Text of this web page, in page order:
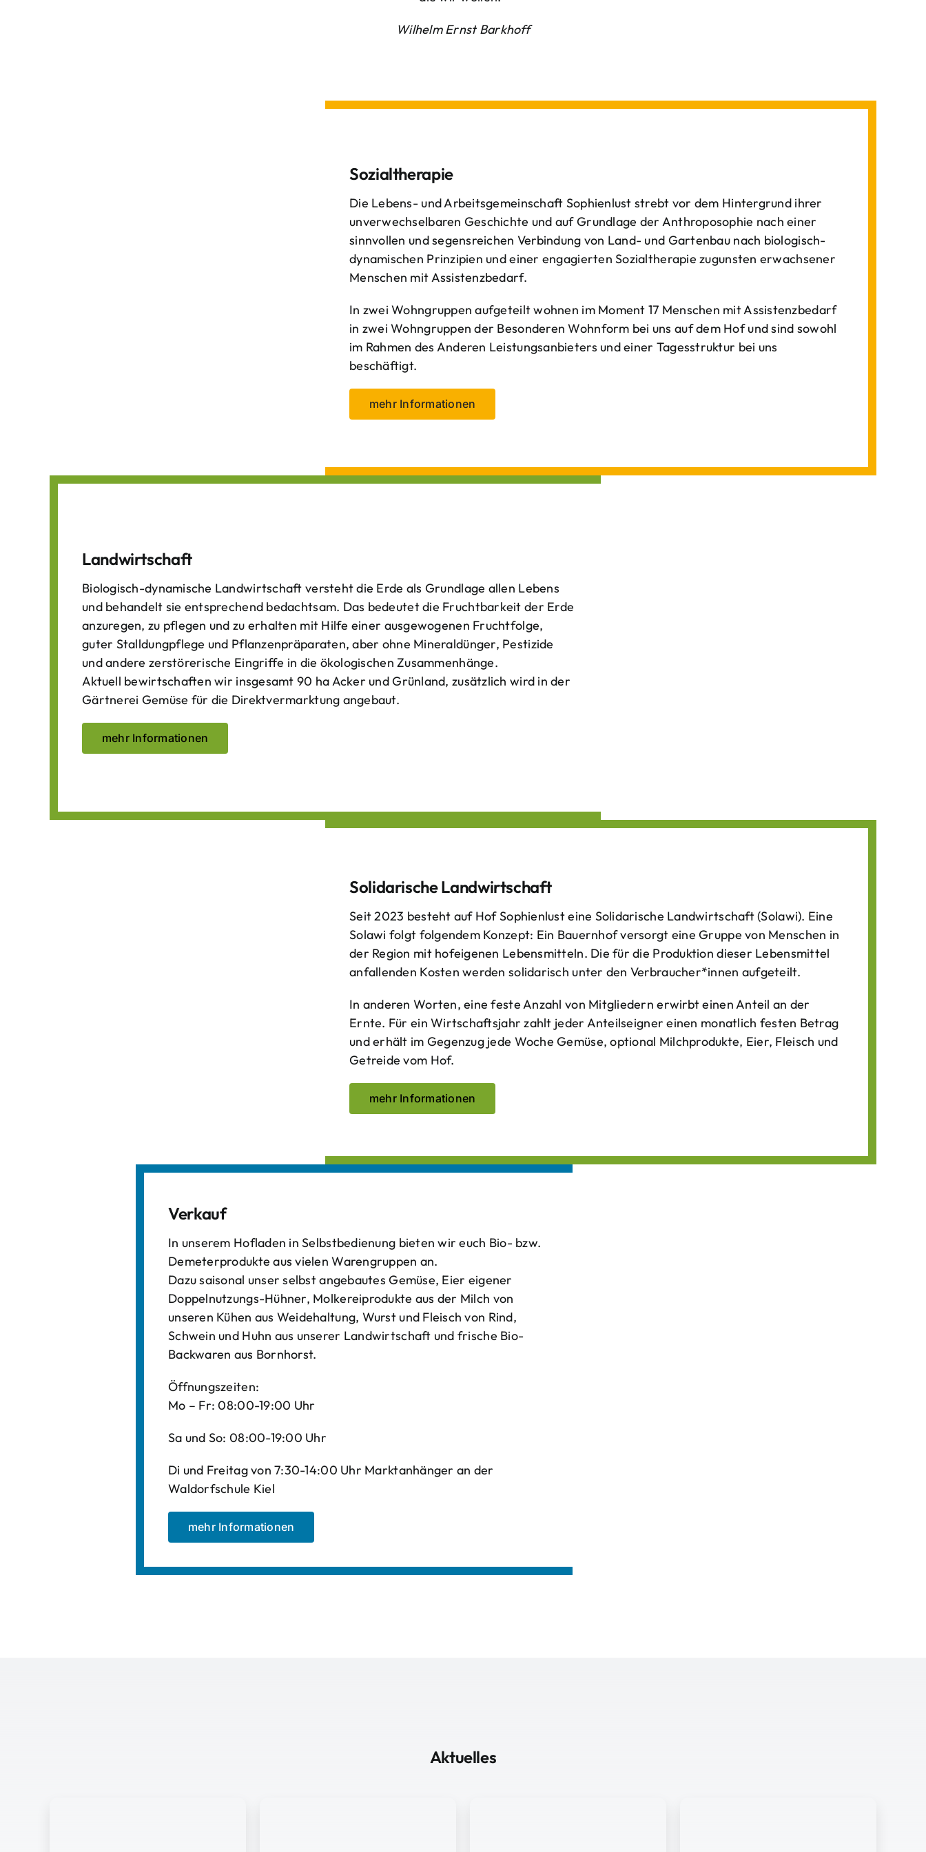
Wilhelm Ernst Barkhoff
Sozialtherapie
Die Lebens- und Arbeitsgemeinschaft Sophienlust strebt vor dem Hintergrund ihrer
unverwechselbaren Geschichte und auf Grundlage der Anthroposophie nach einer
sinnvollen und segensreichen Verbindung von Land- und Gartenbau nach biologisch-
dynamischen Prinzipien und einer engagierten Sozialtherapie zugunsten erwachsener
Menschen mit Assistenzbedarf.
In zwei Wohngruppen aufgeteilt wohnen im Moment 17 Menschen mit Assistenzbedarf
in zwei Wohngruppen der Besonderen Wohnform bei uns auf dem Hof und sind sowohl
im Rahmen des Anderen Leistungsanbieters und einer Tagesstruktur bei uns
beschäftigt.
mehr Informationen
Landwirtschaft
Biologisch-dynamische Landwirtschaft versteht die Erde als Grundlage allen Lebens
und behandelt sie entsprechend bedachtsam. Das bedeutet die Fruchtbarkeit der Erde
anzuregen, zu pflegen und zu erhalten mit Hilfe einer ausgewogenen Fruchtfolge,
guter Stalldungpflege und Pflanzenpräparaten, aber ohne Mineraldünger, Pestizide
und andere zerstörerische Eingriffe in die ökologischen Zusammenhänge.
Aktuell bewirtschaften wir insgesamt 90 ha Acker und Grünland, zusätzlich wird in der
Gärtnerei Gemüse für die Direktvermarktung angebaut.
mehr Informationen
Solidarische Landwirtschaft
Seit 2023 besteht auf Hof Sophienlust eine Solidarische Landwirtschaft (Solawi). Eine
Solawi folgt folgendem Konzept: Ein Bauern­hof versorgt eine Gruppe von Menschen in
der Region mit hof­eigenen Lebens­mitteln. Die für die Produktion dieser Lebens­mittel
anfallenden Kosten werden solidarisch unter den Verbraucher*­innen aufgeteilt.
In anderen Worten, eine feste Anzahl von Mitgliedern erwirbt einen Anteil an der
Ernte. Für ein Wirtschaftsjahr zahlt jeder Anteilseigner einen monatlich festen Betrag
und erhält im Gegenzug jede Woche Gemüse, optional Milchprodukte, Eier, Fleisch und
Getreide vom Hof.
mehr Informationen
Verkauf
In unserem Hofladen in Selbstbedienung bieten wir euch Bio- bzw.
Demeterprodukte aus vielen Warengruppen an.
Dazu saisonal unser selbst angebautes Gemüse, Eier eigener
Doppelnutzungs-Hühner, Molkereiprodukte aus der Milch von
unseren Kühen aus Weidehaltung, Wurst und Fleisch von Rind,
Schwein und Huhn aus unserer Landwirtschaft und frische Bio-
Backwaren aus Bornhorst.
Öffnungszeiten:
Mo – Fr: 08:00-19:00 Uhr
Sa und So: 08:00-19:00 Uhr
Di und Freitag von 7:30-14:00 Uhr Marktanhänger an der
Waldorfschule Kiel
mehr Informationen
Aktuelles